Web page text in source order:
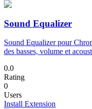
Sound Equalizer
Sound Equalizer pour
des basses, volume et
0.0
Rating
0
Users
Install Extension